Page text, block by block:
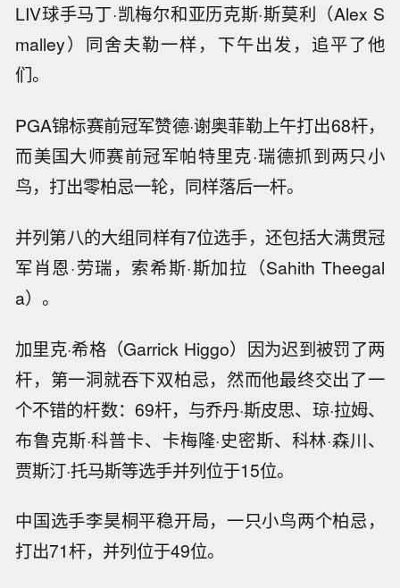
LIV球手马丁·凯梅尔和亚历克斯·斯莫利（Alex S
malley）同舍夫勒一样，下午出发，追平了他
们。
PGA锦标赛前冠军赞德·谢奥菲勒上午打出68杆，
而美国大师赛前冠军帕特里克·瑞德抓到两只小
鸟，打出零柏忌一轮，同样落后一杆。
并列第八的大组同样有7位选手，还包括大满贯冠
军肖恩·劳瑞，索希斯·斯加拉（Sahith Theegal
a）。
加里克·希格（Garrick Higgo）因为迟到被罚了两
杆，第一洞就吞下双柏忌，然而他最终交出了一
个不错的杆数：69杆，与乔丹·斯皮思、琼·拉姆、
布鲁克斯·科普卡、卡梅隆·史密斯、科林·森川、
贾斯汀·托马斯等选手并列位于15位。
中国选手李昊桐平稳开局，一只小鸟两个柏忌，
打出71杆，并列位于49位。